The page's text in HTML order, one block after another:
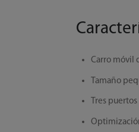
Carro móvil
Tamaño
Tres